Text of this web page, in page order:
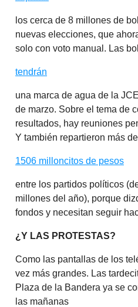
los cerca de 8 millones de
nuevas elecciones, que
solo con voto manual. Las
tendrán
una marca de agua de la
de marzo. Sobre el tema de
resultados, hay reuniones
Y también repartieron más de
1506 milloncitos de pesos
entre los partidos políticos
millones del año), porque
fondos y necesitan seguir
¿Y LAS PROTESTAS?
Como las pantallas de los
vez más grandes. Las
Plaza de la Bandera ya se
las mañanas